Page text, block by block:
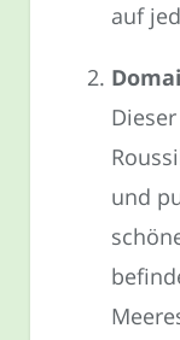
auf
und